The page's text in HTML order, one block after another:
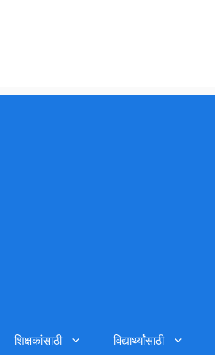
शिक्षकांसाठी विद्यार्थ्यांसाठी